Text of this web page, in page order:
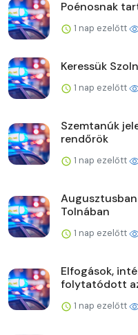
Poénosnak
1 nap ezelőtt
Keressük
1 nap ezelőtt
Szemtanúk
rendőrök
1 nap ezelőtt
Tolnában
1 nap ezelőtt
Elfogások,
folytatódott
1 nap ezelőtt